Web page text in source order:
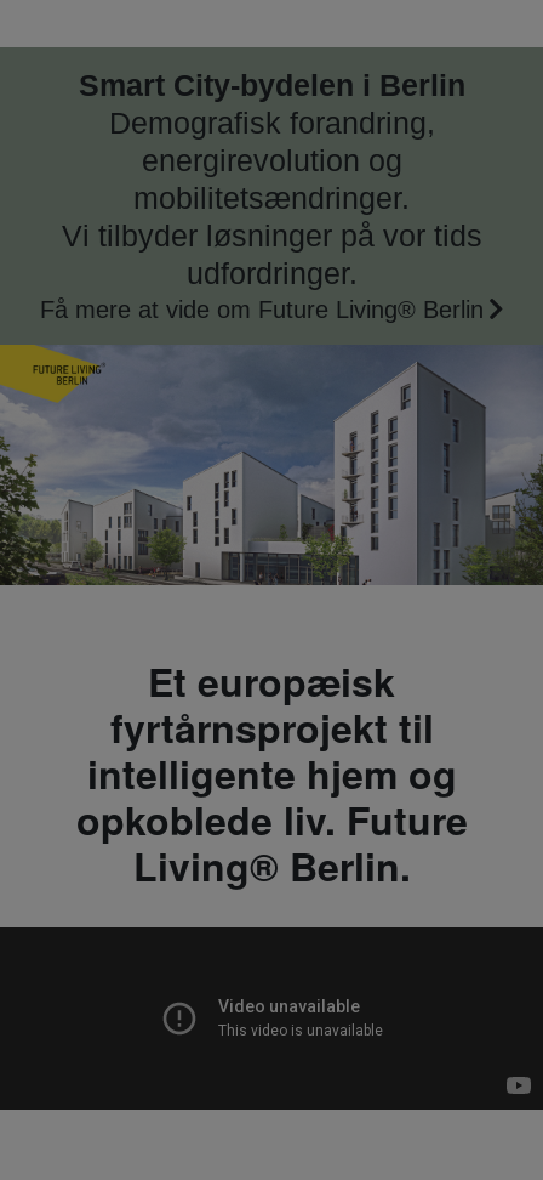
Smart City-bydelen i Berlin
Demografisk forandring,
energirevolution og
mobilitetsændringer.
Vi tilbyder løsninger på vor tids
udfordringer.
Få mere at vide om Future Living® Berlin
Et europæisk
fyrtårnsprojekt til
intelligente hjem og
opkoblede liv. Future
Living® Berlin.